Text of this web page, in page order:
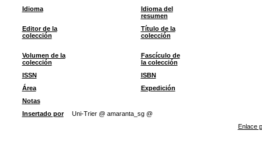
Idioma
Idioma del
resumen
Editor de la
colección
Título de la
colección
Volumen de la
colección
Fascículo de
la colección
ISSN
ISBN
Área
Expedición
Notas
Insertado por
Uni-Trier @ amaranta_sg @
Enlace